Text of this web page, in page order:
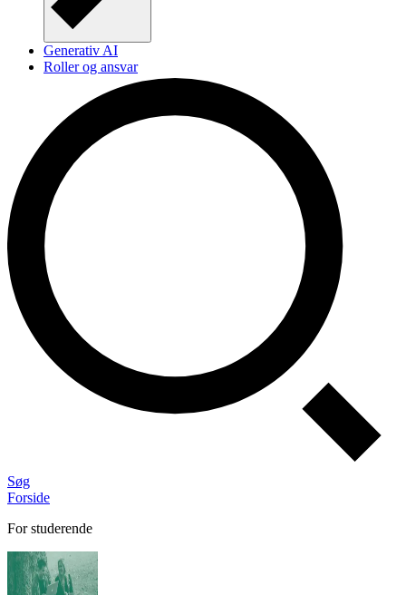
Generativ AI
Roller og ansvar
Security Week
Søg
Forside
For studerende